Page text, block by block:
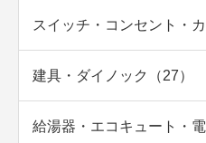
スイッチ・コンセント・
建具・ダイノック（27）
給湯器・エコキュート・電